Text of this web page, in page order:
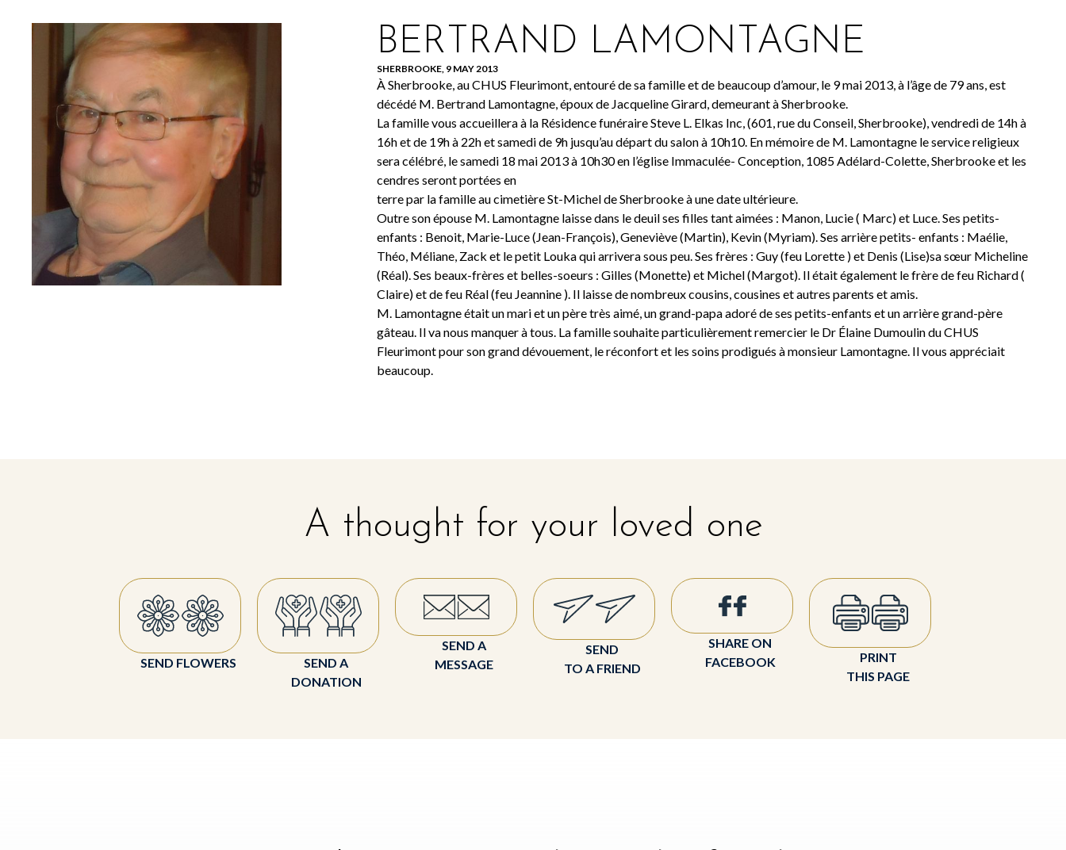
BERTRAND LAMONTAGNE
SHERBROOKE, 9 MAY 2013
À Sherbrooke, au CHUS Fleurimont, entouré de sa famille et de beaucoup d’amour, le 9 mai 2013, à l’âge de 79 ans, est
décédé M. Bertrand Lamontagne, époux de Jacqueline Girard, demeurant à Sherbrooke.
La famille vous accueillera à la Résidence funéraire Steve L. Elkas Inc, (601, rue du Conseil, Sherbrooke), vendredi de 14h à
16h et de 19h à 22h et samedi de 9h jusqu’au départ du salon à 10h10. En mémoire de M. Lamontagne le service religieux
sera célébré, le samedi 18 mai 2013 à 10h30 en l’église Immaculée- Conception, 1085 Adélard-Colette, Sherbrooke et les
cendres seront portées en
terre par la famille au cimetière St-Michel de Sherbrooke à une date ultérieure.
Outre son épouse M. Lamontagne laisse dans le deuil ses filles tant aimées : Manon, Lucie ( Marc) et Luce. Ses petits-
enfants : Benoit, Marie-Luce (Jean-François), Geneviève (Martin), Kevin (Myriam). Ses arrière petits- enfants : Maélie,
Théo, Méliane, Zack et le petit Louka qui arrivera sous peu. Ses frères : Guy (feu Lorette ) et Denis (Lise)sa sœur Micheline
(Réal). Ses beaux-frères et belles-soeurs : Gilles (Monette) et Michel (Margot). Il était également le frère de feu Richard (
Claire) et de feu Réal (feu Jeannine ). Il laisse de nombreux cousins, cousines et autres parents et amis.
M. Lamontagne était un mari et un père très aimé, un grand-papa adoré de ses petits-enfants et un arrière grand-père
gâteau. Il va nous manquer à tous. La famille souhaite particulièrement remercier le Dr Élaine Dumoulin du CHUS
Fleurimont pour son grand dévouement, le réconfort et les soins prodigués à monsieur Lamontagne. Il vous appréciait
beaucoup.
A thought for your loved one
SEND FLOWERS
SEND A
DONATION
SEND A
MESSAGE
SEND
TO A FRIEND
SHARE ON
FACEBOOK
PRINT
THIS PAGE